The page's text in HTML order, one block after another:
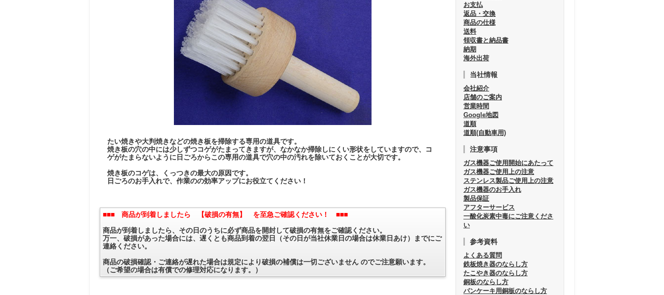
たい焼きや大判焼きなどの焼き板を掃除する専用の道具です。
焼き板の穴の中には少しずつコゲがたまってきますが、なかなか掃除しにくい形状をしていますので、コ
ゲがたまらないように日ごろからこの専用の道具で穴の中の汚れを除いておくことが大切です。
焼き板のコゲは、くっつきの最大の原因です。
日ごろのお手入れで、作業のの効率アップにお役立てください！
■■■ 商品が到着しましたら 【破損の有無】 を至急ご確認ください！ ■■■
商品が到着しましたら、その日のうちに必ず商品を開封して破損の有無をご確認ください。
万一、破損があった場合には、遅くとも商品到着の翌日（その日が当社休業日の場合は休業日あけ）までにご
連絡ください。
商品の破損確認・ご連絡が遅れた場合は規定により破損の補償は一切ございません のでご注意願います。
（ご希望の場合は有償での修理対応になります。）
お支払
返品・交換
商品の仕様
送料
領収書と納品書
納期
海外出荷
当社情報
会社紹介
店舗のご案内
営業時間
Google地図
道順
道順(自動車用)
注意事項
ガス機器ご使用開始にあたって
ガス機器ご使用上の注意
ステンレス製品ご使用上の注意
ガス機器のお手入れ
製品保証
アフターサービス
一酸化炭素中毒にご注意くださ
い
参考資料
よくある質問
鉄板焼き器のならし方
たこやき器のならし方
銅板のならし方
パンケーキ用銅板のならし方